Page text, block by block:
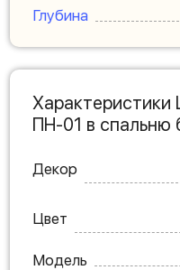
Глубина
ПН-01 в спальню
Декор
Цвет
Модель